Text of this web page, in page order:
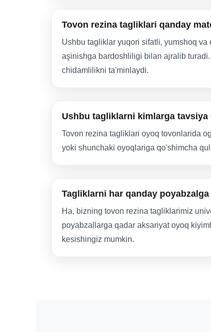
Tovon rezina tagliklari qanday
Ushbu tagliklar yuqori sifatli, yumshoq
aşinishga bardoshliligi bilan ajralib
chidamlilikni ta'minlaydi.
Ushbu tagliklarni kimlarga tavsiya
Tovon rezina tagliklari oyoq tovonlarida
yoki shunchaki oyoqlariga qo'shimcha
Tagliklarni har qanday
Ha, bizning tovon rezina tagliklarimiz
poyabzallarga qadar aksariyat oyoq
kesishingiz mumkin.